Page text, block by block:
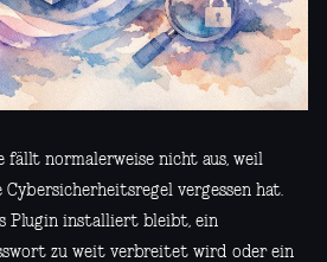
fällt normalerweise nicht aus, weil
vergessen hat.
Plugin installiert bleibt, ein
zu weit verbreitet wird oder ein